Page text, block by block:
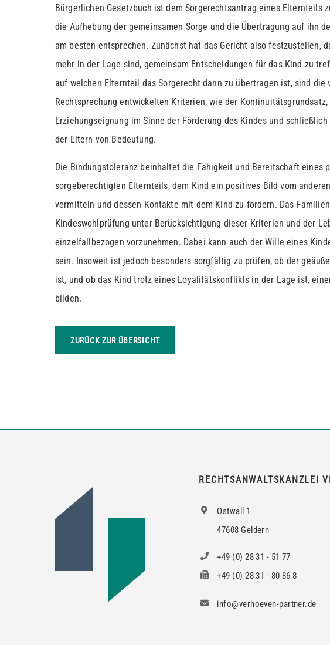
Bürgerlichen Gesetzbuch ist dem Sorgerechtsantrag eines Elternteils
die Aufhebung der gemeinsamen Sorge und die Übertragung auf ihn
am besten entsprechen. Zunächst hat das Gericht also festzustellen,
mehr in der Lage sind, gemeinsam Entscheidungen für das Kind zu
auf welchen Elternteil das Sorgerecht dann zu übertragen ist, sind die
Rechtsprechung entwickelten Kriterien, wie der Kontinuitätsgrundsatz,
Erziehungseignung im Sinne der Förderung des Kindes und
der Eltern von Bedeutung.
Die Bindungstoleranz beinhaltet die Fähigkeit und Bereitschaft eines
sorgeberechtigten Elternteils, dem Kind ein positives Bild vom
vermitteln und dessen Kontakte mit dem Kind zu fördern. Das
Kindeswohlprüfung unter Berücksichtigung dieser Kriterien und der
einzelfallbezogen vorzunehmen. Dabei kann auch der Wille eines
sein. Insoweit ist jedoch besonders sorgfältig zu prüfen, ob der
ist, und ob das Kind trotz eines Loyalitätskonflikts in der Lage ist,
bilden.
ZURÜCK ZUR ÜBERSICHT
RECHTSANWALTSKANZLEI
Ostwall 1
47608 Geldern
+49 (0) 28 31 - 51 77
+49 (0) 28 31 - 80 86 8
info@verhoeven-partner.de